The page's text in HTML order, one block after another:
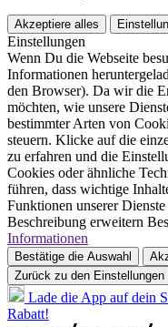
Akzeptiere alles
Einstellungen
Wenn Du die Webseite
Informationen
den Browser). Da wir die
möchten, wie unsere
bestimmter Arten von
steuern. Klicke auf die
zu erfahren und die
Cookies oder ähnliche
führen, dass wichtige
Funktionen unserer
Beschreibung erweitern
Informationen
Bestätige die Auswahl
Zurück zu den Einstellungen
Lade die App auf dein
Rabatt!